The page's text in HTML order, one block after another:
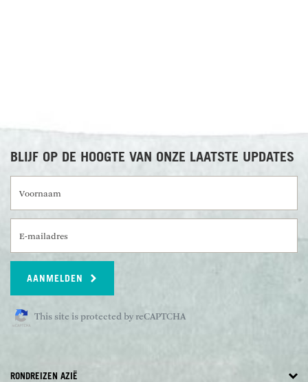
BLIJF OP DE HOOGTE VAN ONZE LAATSTE UPDATES
AANMELDEN
This site is protected by reCAPTCHA
RONDREIZEN AZIË